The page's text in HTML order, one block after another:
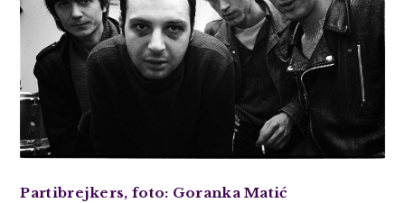
Partibrejkers, foto: Goranka Matić